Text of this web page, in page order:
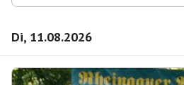
Di, 11.08.2026